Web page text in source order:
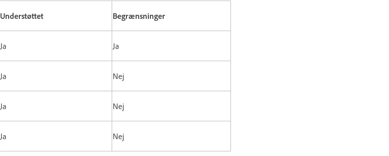
Understøttet Begrænsninger
Ja Ja
Ja Nej
Ja Nej
Ja Nej